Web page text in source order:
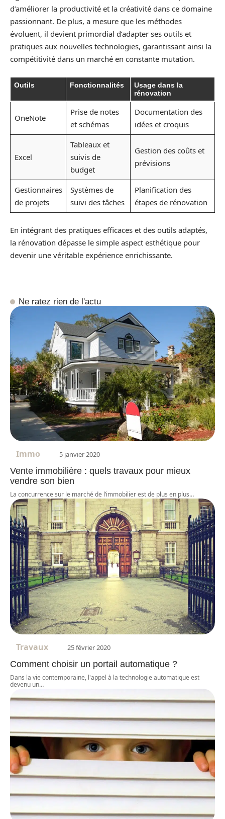
d’améliorer la productivité et la créativité dans ce domaine
passionnant. De plus, a mesure que les méthodes
évoluent, il devient primordial d’adapter ses outils et
pratiques aux nouvelles technologies, garantissant ainsi la
compétitivité dans un marché en constante mutation.
Outils Fonctionnalités
Usage dans la
rénovation
OneNote
Prise de notes
et schémas
Documentation des
idées et croquis
Excel
Tableaux et
suivis de
budget
Gestion des coûts et
prévisions
Gestionnaires
de projets
Systèmes de
suivi des tâches
Planification des
étapes de rénovation
En intégrant des pratiques efficaces et des outils adaptés,
la rénovation dépasse le simple aspect esthétique pour
devenir une véritable expérience enrichissante.
Ne ratez rien de l'actu
Immo 5 janvier 2020
Vente immobilière : quels travaux pour mieux
vendre son bien
La concurrence sur le marché de l’immobilier est de plus en plus…
Travaux 25 février 2020
Comment choisir un portail automatique ?
Dans la vie contemporaine, l'appel à la technologie automatique est
devenu un…